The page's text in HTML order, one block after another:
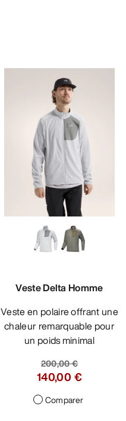
Veste Delta Homme
Veste en polaire offrant une
chaleur remarquable pour
un poids minimal
200,00 €
140,00 €
Comparer